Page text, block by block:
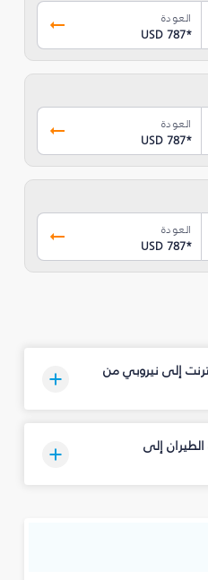
العودة
USD 787*
العودة
USD 787*
العودة
USD 787*
إلى نيروبي من
إلى